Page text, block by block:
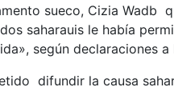
sueco, Cizia Wadb
saharauis le había
según declaraciones a
difundir la causa